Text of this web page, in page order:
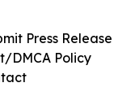
Press Release
DMCA Policy